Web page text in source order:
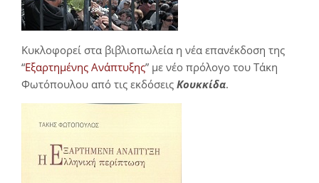
Κυκλοφορεί στα βιβλιοπωλεία η νέα επανέκδοση της
“Εξαρτημένης Ανάπτυξης” με νέο πρόλογο του Τάκη
Φωτόπουλου από τις εκδόσεις Κουκκίδα.